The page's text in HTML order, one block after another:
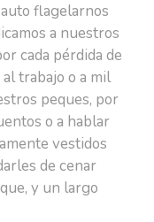
flagelarnos
a nuestros
cada pérdida de
trabajo o a mil
peques, por
o a hablar
vestidos
de cenar
y un largo